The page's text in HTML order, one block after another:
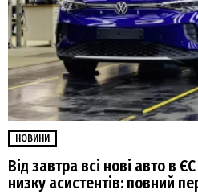
НОВИНИ
Від завтра всі нові авто в
низку асистентів: повний